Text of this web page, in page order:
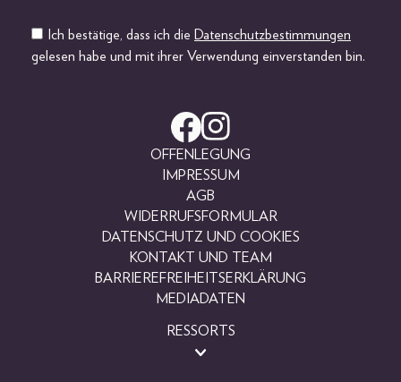
Ich bestätige, dass ich die Datenschutzbestimmungen
gelesen habe und mit ihrer Verwendung einverstanden bin.
OFFENLEGUNG
IMPRESSUM
AGB
WIDERRUFSFORMULAR
DATENSCHUTZ UND COOKIES
KONTAKT UND TEAM
BARRIEREFREIHEITSERKLÄRUNG
MEDIADATEN
RESSORTS